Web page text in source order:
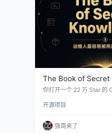
The Book of Secret
万 Star 的运维工具
你打开一个 22 万 Star 的
了，是真的没有。整件事
接。你可能会想：这东西
站 Top 100 的 Stars？
开源项目
强哥来了